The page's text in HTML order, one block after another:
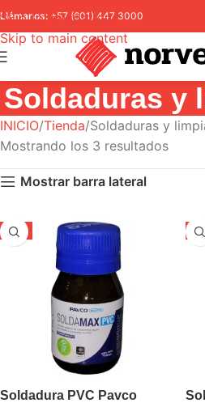
Skip to navigation
Skip to main content
Llámanos: +57 (601) 447 3000
Soldaduras y
INICIO Tienda Soldaduras y
Mostrando los 3 resultados
Mostrar barra lateral
-5%
Soldadura PVC Pavco
-5%